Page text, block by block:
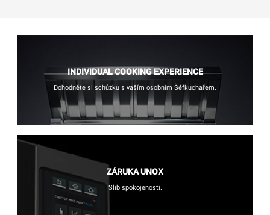
INDIVIDUAL COOKING EXPERIENCE
Dohodněte si schůzku s vaším osobním Šéfkuchařem.
ZÁRUKA UNOX
Slib spokojenosti.